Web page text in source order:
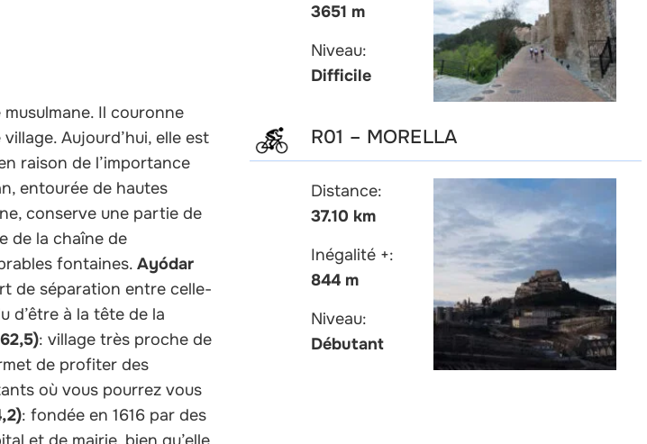
Il couronne
Aujourd’hui, elle est
raison de l’importance
entourée de hautes
conserve une partie de
de la chaîne de
fontaines.Ayódar
de séparation entre celle-
d’être à la tête de la
: village très proche de
de profiter des
où vous pourrez vous
: fondée en 1616 par des
3651 m
Niveau:
Difficile
R01 – MORELLA
Distance:
37.10 km
Inégalité +:
844 m
Niveau:
Débutant